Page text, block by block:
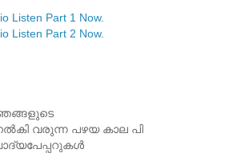
Listen Part 1 Now.
Listen Part 2 Now.
വരുന്ന പഴയ കാല പി